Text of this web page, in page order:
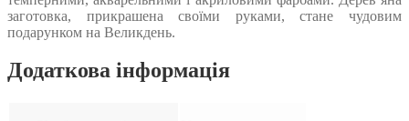
заготовка, прикрашена своїми руками, стане чудовим
подарунком на Великдень.
Додаткова інформація